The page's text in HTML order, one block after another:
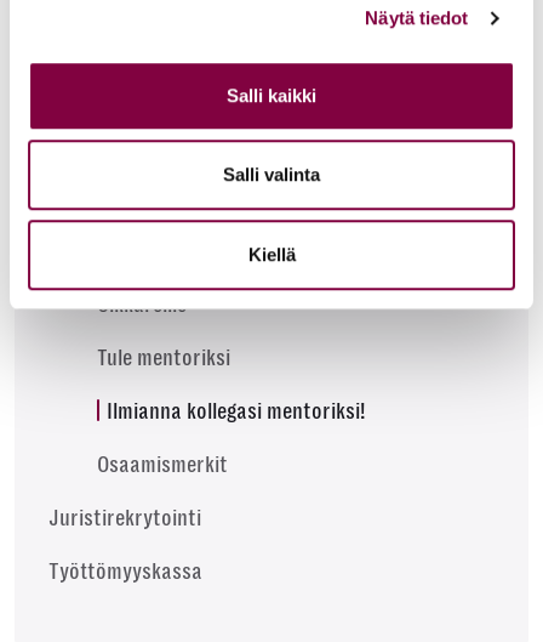
Näytä tiedot
Salli kaikki
Salli valinta
Kiellä
Uravalmennus ja coaching
Työhakemus, CV ja LinkedIn-profiili
Oikkareille
Tule mentoriksi
Ilmianna kollegasi mentoriksi!
Osaamismerkit
Juristirekrytointi
Työttömyyskassa